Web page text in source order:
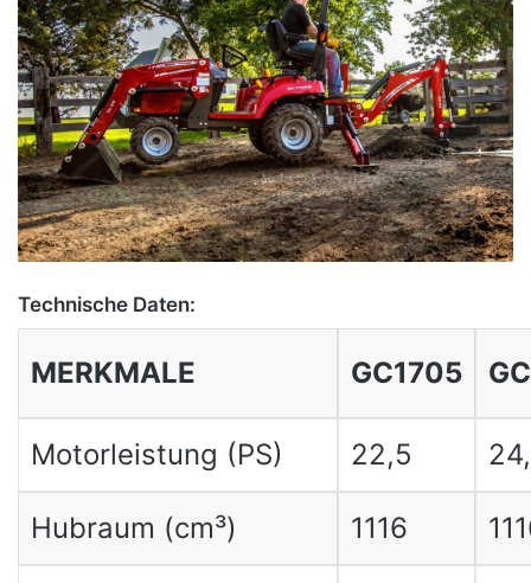
Technische Daten:
MERKMALE GC1705
Motorleistung (PS) 22,5
Hubraum (cm³) 1116